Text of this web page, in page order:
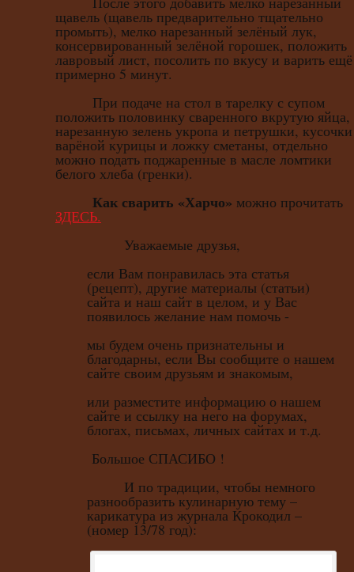
щавель (щавель предварительно тщательно
промыть), мелко нарезанный зелёный лук,
консервированный зелёной горошек, положить
лавровый лист, посолить по вкусу и варить ещё
примерно 5 минут.
При подаче на стол в тарелку с супом
положить половинку сваренного вкрутую яйца,
нарезанную зелень укропа и петрушки, кусочки
варёной курицы и ложку сметаны, отдельно
можно подать поджаренные в масле ломтики
белого хлеба (гренки).
Как сварить «Харчо» можно прочитать
ЗДЕСЬ.
Уважаемые друзья,
если Вам понравилась эта статья
(рецепт), другие материалы (статьи)
сайта и наш сайт в целом, и у Вас
появилось желание нам помочь -
мы будем очень признательны и
благодарны, если Вы сообщите о нашем
сайте своим друзьям и знакомым,
или разместите информацию о нашем
сайте и ссылку на него на форумах,
блогах, письмах, личных сайтах и т.д.
Большое СПАСИБО !
И по традиции, чтобы немного
разнообразить кулинарную тему –
карикатура из журнала Крокодил –
(номер 13/78 год):